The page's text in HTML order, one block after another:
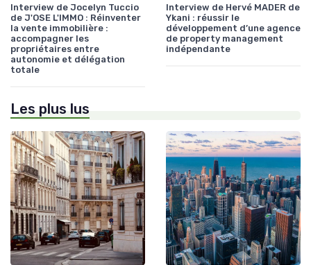
Interview de Jocelyn Tuccio
de J'OSE L'IMMO : Réinventer
la vente immobilière :
accompagner les
propriétaires entre
autonomie et délégation
totale
Interview de Hervé MADER de
Ykani : réussir le
développement d’une agence
de property management
indépendante
Les plus lus